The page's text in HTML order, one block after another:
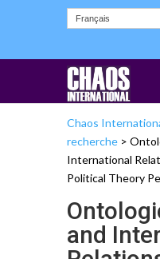
Français
Chaos
recherche >
International
Political Theory
and